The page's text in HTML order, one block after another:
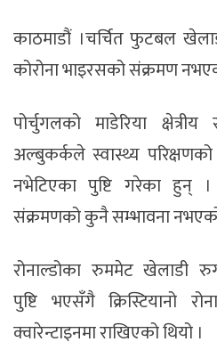
काठमाडौं ।चर्चित फुटबल
कोरोना भाइरसको संक्रमण
पोर्चुगलको माडेरिया
अल्बुकर्कले स्वास्थ्य परिक्षणको
नभेटिएका पुष्टि गरेका हुन्
संक्रमणको कुनै सम्भावना
रोनाल्डोका रुममेट खेलाडी
पुष्टि भएसँगै क्रिस्टियानो
क्वारेन्टाइनमा राखिएको थियो ।